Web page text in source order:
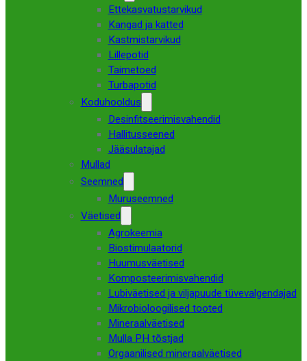
Ettekasvatustarvikud
Kangad ja katted
Kastmistarvikud
Lillepotid
Taimetoed
Turbapotid
Koduhooldus
Desinfitseerimisvahendid
Hallitusseened
Jääsulatajad
Mullad
Seemned
Muruseemned
Väetised
Agrokeemia
Biostimulaatorid
Huumusväetised
Komposteerimisvahendid
Lubiväetised ja viljapuude tüvevalgendajad
Mikrobioloogilised tooted
Mineraalväetised
Mulla PH tõstjad
Orgaanilised mineraalväetised